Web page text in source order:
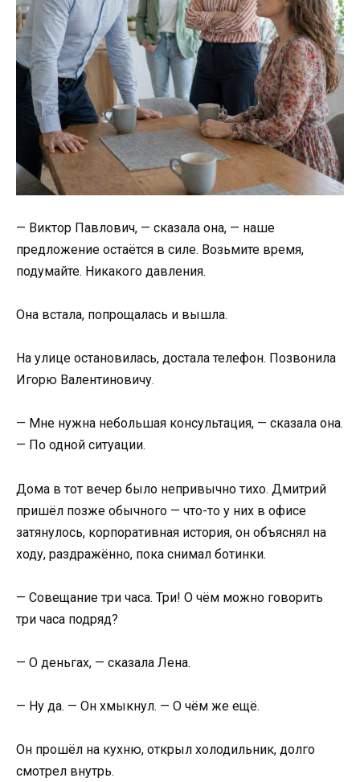
— Виктор Павлович, — сказала она, — наше
предложение остаётся в силе. Возьмите время,
подумайте. Никакого давления.
Она встала, попрощалась и вышла.
На улице остановилась, достала телефон. Позвонила
Игорю Валентиновичу.
— Мне нужна небольшая консультация, — сказала она.
— По одной ситуации.
Дома в тот вечер было непривычно тихо. Дмитрий
пришёл позже обычного — что-то у них в офисе
затянулось, корпоративная история, он объяснял на
ходу, раздражённо, пока снимал ботинки.
— Совещание три часа. Три! О чём можно говорить
три часа подряд?
— О деньгах, — сказала Лена.
— Ну да. — Он хмыкнул. — О чём же ещё.
Он прошёл на кухню, открыл холодильник, долго
смотрел внутрь.